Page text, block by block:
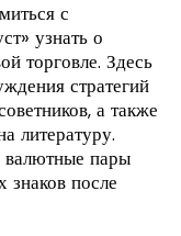
с
узнать о
торговле. Здесь
стратегий
а также
литературу.
валютные пары
знаков после